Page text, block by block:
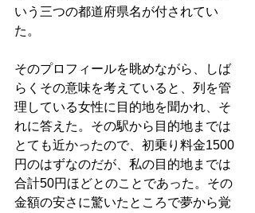
いう三つの都道府県名が付されてい
た。
そのプロフィールを眺めながら、しば
らくその意味を考えていると、列を管
理している女性に目的地を聞かれ、そ
れに答えた。その駅から目的地までは
とても近かったので、初乗り料金1500
円のはずなのだが、私の目的地までは
合計50円ほどとのことであった。その
金額の安さに驚いたところで夢から覚